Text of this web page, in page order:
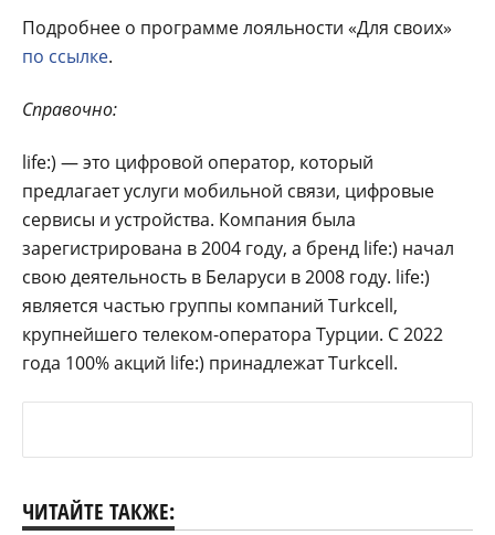
Подробнее о программе лояльности «Для своих»
по ссылке.
Справочно:
life:) — это цифровой оператор, который
предлагает услуги мобильной связи, цифровые
сервисы и устройства. Компания была
зарегистрирована в 2004 году, а бренд life:) начал
свою деятельность в Беларуси в 2008 году. life:)
является частью группы компаний Turkcell,
крупнейшего телеком-оператора Турции. С 2022
года 100% акций life:) принадлежат Turkcell.
ЧИТАЙТЕ ТАКЖЕ: